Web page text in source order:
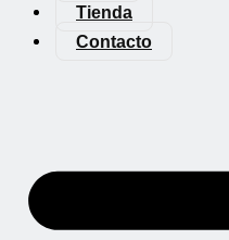
Tienda
Contacto